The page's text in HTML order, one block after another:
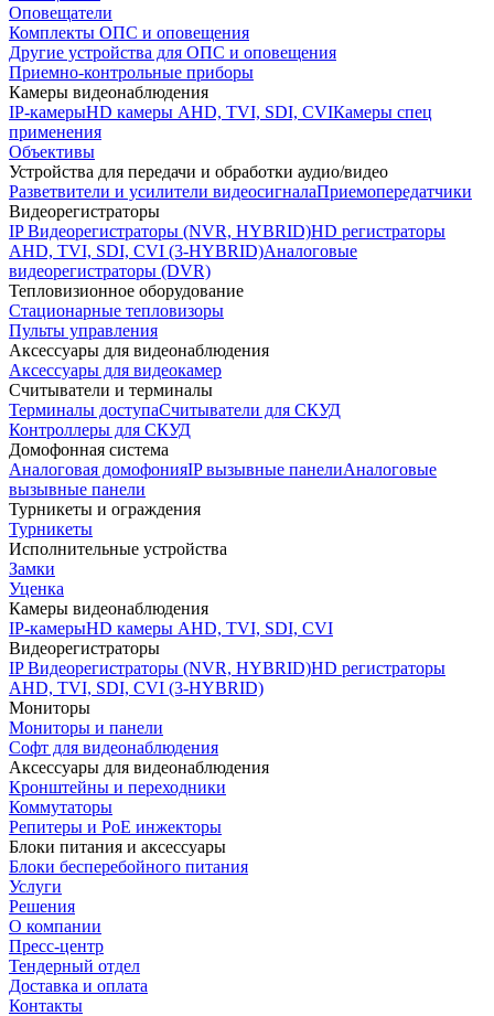
Оповещатели
Комплекты ОПС и оповещения
Другие устройства для ОПС и оповещения
Приемно-контрольные приборы
Камеры видеонаблюдения
IP-камерыHD камеры AHD, TVI, SDI, CVIКамеры спец
применения
Объективы
Устройства для передачи и обработки аудио/видео
Разветвители и усилители видеосигналаПриемопередатчики
Видеорегистраторы
IP Видеорегистраторы (NVR, HYBRID)HD регистраторы
AHD, TVI, SDI, CVI (3-HYBRID)Аналоговые
видеорегистраторы (DVR)
Тепловизионное оборудование
Стационарные тепловизоры
Пульты управления
Аксессуары для видеонаблюдения
Аксессуары для видеокамер
Считыватели и терминалы
Терминалы доступаСчитыватели для СКУД
Контроллеры для СКУД
Домофонная система
Аналоговая домофонияIP вызывные панелиАналоговые
вызывные панели
Турникеты и ограждения
Турникеты
Исполнительные устройства
Замки
Уценка
Камеры видеонаблюдения
IP-камерыHD камеры AHD, TVI, SDI, CVI
Видеорегистраторы
IP Видеорегистраторы (NVR, HYBRID)HD регистраторы
AHD, TVI, SDI, CVI (3-HYBRID)
Мониторы
Мониторы и панели
Софт для видеонаблюдения
Аксессуары для видеонаблюдения
Кронштейны и переходники
Коммутаторы
Репитеры и PoE инжекторы
Блоки питания и аксессуары
Блоки бесперебойного питания
Услуги
Решения
О компании
Пресс-центр
Тендерный отдел
Доставка и оплата
Контакты